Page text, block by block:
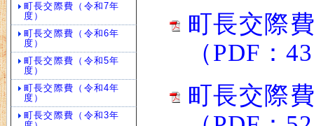
町長交際
（PDF：
町長交際
町長交際費（令和7年
度）
町長交際費（令和6年
度）
町長交際費（令和5年
度）
町長交際費（令和4年
度）
町長交際費（令和3年